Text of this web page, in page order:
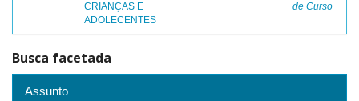
CRIANÇAS E
ADOLECENTES
de Curso
Busca facetada
Assunto